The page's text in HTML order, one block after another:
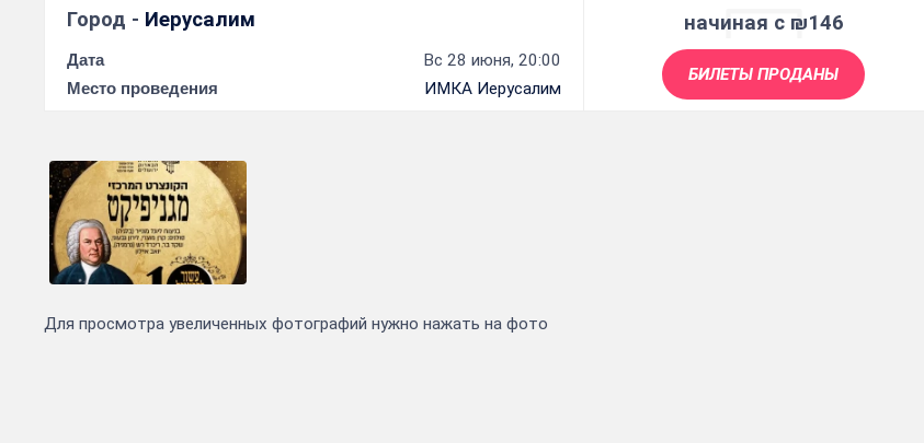
Город - Иерусалим
Дата Вс 28 июня, 20:00
Место проведения ИМКА Иерусалим
начиная с ₪146
БИЛЕТЫ ПРОДАНЫ
Для просмотра увеличенных фотографий нужно нажать на фото